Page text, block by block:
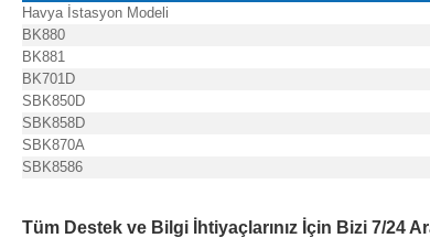
Havya İstasyon Modeli
BK880
BK881
BK701D
SBK850D
SBK858D
SBK870A
SBK8586
Tüm Destek ve Bilgi İhtiyaçlarınız İçin Bizi 7/24